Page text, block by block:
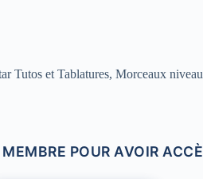
Tutos et Tablatures,Morceaux
MEMBRE POUR AVOIR